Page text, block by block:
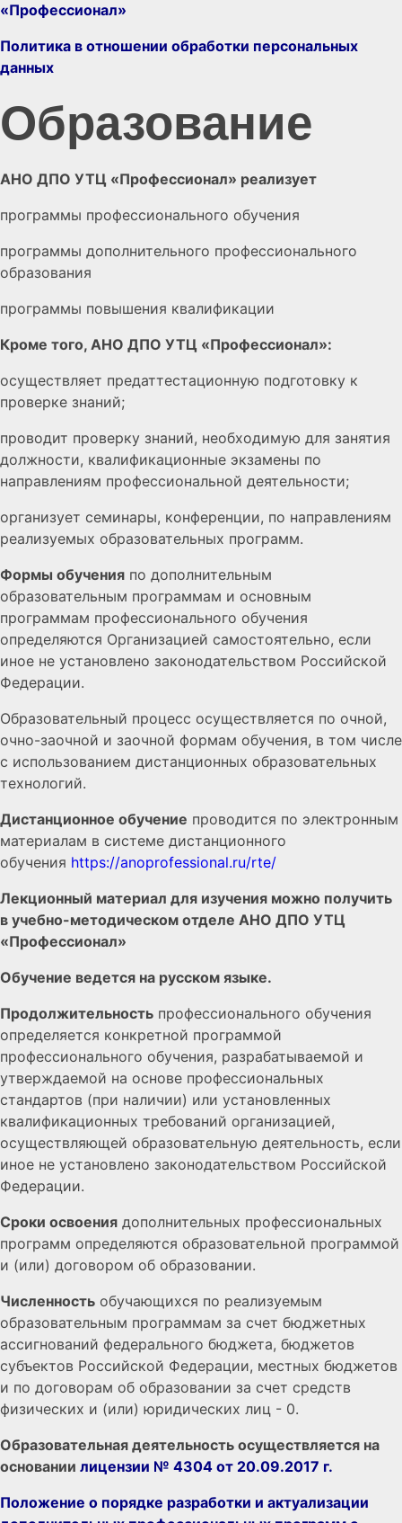
«Профессионал»
Политика в отношении обработки персональных
данных
Образование
АНО ДПО УТЦ «Профессионал» реализует
программы профессионального обучения
программы дополнительного профессионального
образования
программы повышения квалификации
Кроме того, АНО ДПО УТЦ «Профессионал»:
осуществляет предаттестационную подготовку к
проверке знаний;
проводит проверку знаний, необходимую для занятия
должности, квалификационные экзамены по
направлениям профессиональной деятельности;
организует семинары, конференции, по направлениям
реализуемых образовательных программ.
Формы обучения по дополнительным
образовательным программам и основным
программам профессионального обучения
определяются Организацией самостоятельно, если
иное не установлено законодательством Российской
Федерации.
Образовательный процесс осуществляется по очной,
очно-заочной и заочной формам обучения, в том числе
с использованием дистанционных образовательных
технологий.
Дистанционное обучение проводится по электронным
материалам в системе дистанционного
обучения https://anoprofessional.ru/rte/
Лекционный материал для изучения можно получить
в учебно-методическом отделе АНО ДПО УТЦ
«Профессионал»
Обучение ведется на русском языке.
Продолжительность профессионального обучения
определяется конкретной программой
профессионального обучения, разрабатываемой и
утверждаемой на основе профессиональных
стандартов (при наличии) или установленных
квалификационных требований организацией,
осуществляющей образовательную деятельность, если
иное не установлено законодательством Российской
Федерации.
Сроки освоения дополнительных профессиональных
программ определяются образовательной программой
и (или) договором об образовании.
Численность обучающихся по реализуемым
образовательным программам за счет бюджетных
ассигнований федерального бюджета, бюджетов
субъектов Российской Федерации, местных бюджетов
и по договорам об образовании за счет средств
физических и (или) юридических лиц - 0.
Образовательная деятельность осуществляется на
основании лицензии № 4304 от 20.09.2017 г.
Положение о порядке разработки и актуализации